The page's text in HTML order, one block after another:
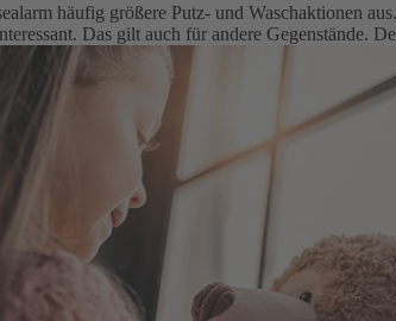
häufig größere Putz- und Waschaktionen
Das gilt auch für andere Gegenstände.